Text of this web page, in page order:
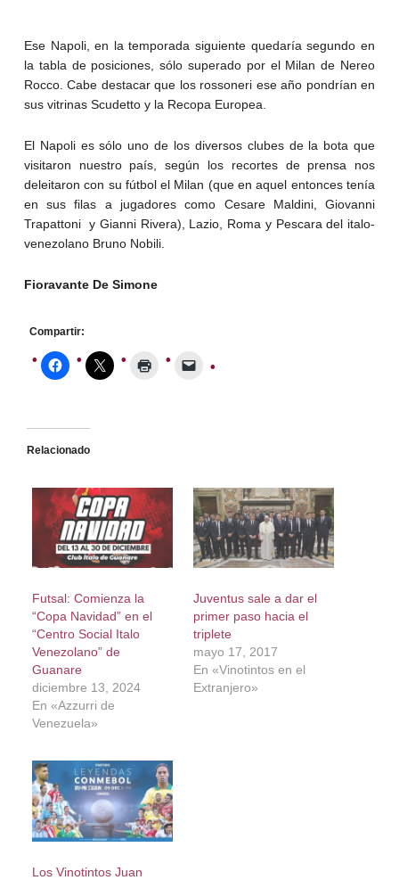
Ese Napoli, en la temporada siguiente quedaría segundo en
la tabla de posiciones, sólo superado por el Milan de Nereo
Rocco. Cabe destacar que los rossoneri ese año pondrían en
sus vitrinas Scudetto y la Recopa Europea.
El Napoli es sólo uno de los diversos clubes de la bota que
visitaron nuestro país, según los recortes de prensa nos
deleitaron con su fútbol el Milan (que en aquel entonces tenía
en sus filas a jugadores como Cesare Maldini, Giovanni
Trapattoni y Gianni Rivera), Lazio, Roma y Pescara del italo-
venezolano Bruno Nobili.
Fioravante De Simone
Compartir:
Relacionado
Futsal: Comienza la
“Copa Navidad” en el
“Centro Social Italo
Venezolano” de
Guanare
diciembre 13, 2024
En «Azzurri de
Venezuela»
Juventus sale a dar el
primer paso hacia el
triplete
mayo 17, 2017
En «Vinotintos en el
Extranjero»
Los Vinotintos Juan